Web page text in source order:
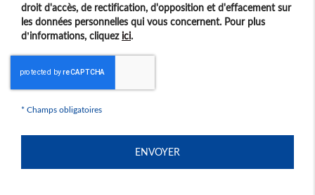
droit d'accès, de rectification, d'opposition et d'effacement sur
les données personnelles qui vous concernent. Pour plus
d’informations, cliquezici.
* Champs obligatoires